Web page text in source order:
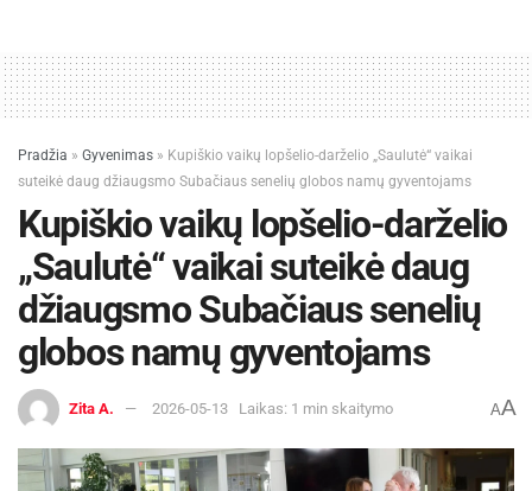
Pradžia » Gyvenimas » Kupiškio vaikų lopšelio-darželio „Saulutė“ vaikai
suteikė daug džiaugsmo Subačiaus senelių globos namų gyventojams
Kupiškio vaikų lopšelio-darželio
„Saulutė“ vaikai suteikė daug
džiaugsmo Subačiaus senelių
globos namų gyventojams
Zita A. 2026-05-13 Laikas: 1 min skaitymo AA